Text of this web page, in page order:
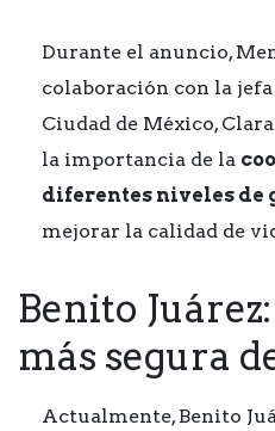
Durante el anuncio,
colaboración con la
Ciudad de México,
la importancia de la
diferentes niveles de
mejorar la calidad de
Benito
más segura
Actualmente, Benito